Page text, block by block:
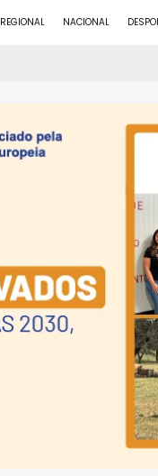
REGIONAL NACIONAL